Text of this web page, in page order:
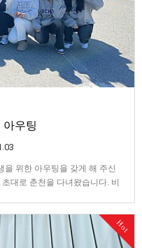
우팅
위한 아우팅을 갖게 해 주신
대로 춘천을 다녀왔습니다. 비
안에서 유학생들을 소중히 …
Hot